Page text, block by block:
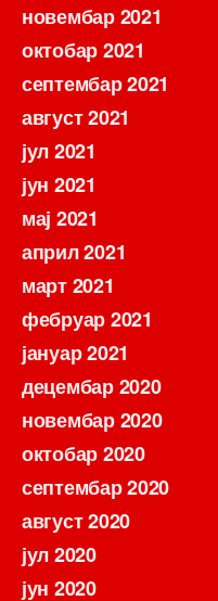
новембар 2021
октобар 2021
септембар 2021
август 2021
јул 2021
јун 2021
мај 2021
април 2021
март 2021
фебруар 2021
јануар 2021
децембар 2020
новембар 2020
октобар 2020
септембар 2020
август 2020
јул 2020
јун 2020